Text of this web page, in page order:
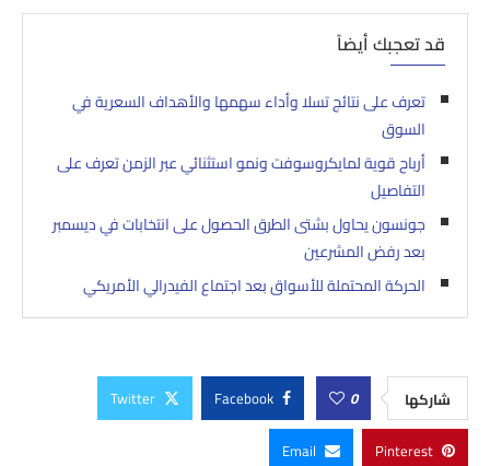
قد تعجبك أيضاً
تعرف على نتائج تسلا وأداء سهمها والأهداف السعرية في
السوق
أرباح قوية لمايكروسوفت ونمو استثنائي عبر الزمن تعرف على
التفاصيل
جونسون يحاول بشتى الطرق الحصول على انتخابات في ديسمبر
بعد رفض المشرعين
الحركة المحتملة للأسواق بعد اجتماع الفيدرالي الأمريكي
شاركها 0
Facebook
Twitter
Pinterest
Email